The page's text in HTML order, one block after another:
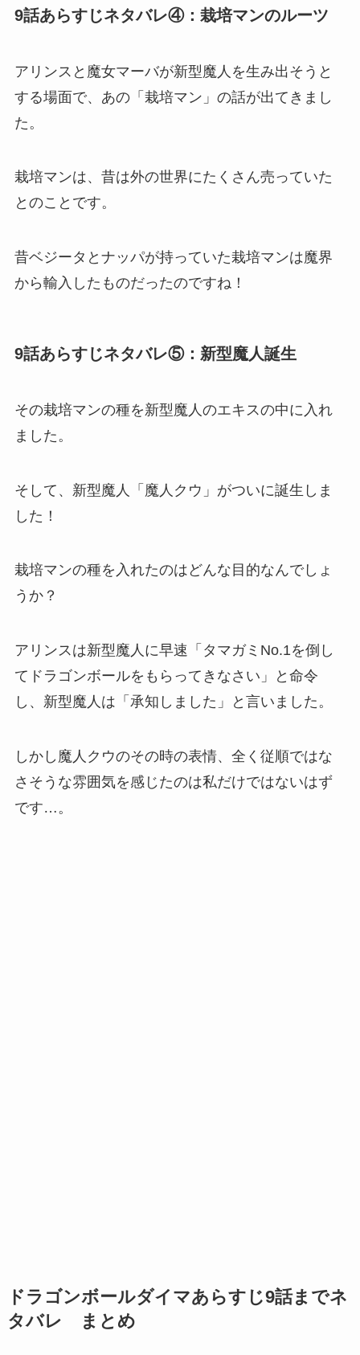
9話あらすじネタバレ④：栽培マンのルーツ
アリンスと魔女マーバが新型魔人を生み出そうと
する場面で、あの「栽培マン」の話が出てきまし
た。
栽培マンは、昔は外の世界にたくさん売っていた
とのことです。
昔ベジータとナッパが持っていた栽培マンは魔界
から輸入したものだったのですね！
9話あらすじネタバレ⑤：新型魔人誕生
その栽培マンの種を新型魔人のエキスの中に入れ
ました。
そして、新型魔人「魔人クウ」がついに誕生しま
した！
栽培マンの種を入れたのはどんな目的なんでしょ
うか？
アリンスは新型魔人に早速「タマガミNo.1を倒し
てドラゴンボールをもらってきなさい」と命令
し、新型魔人は「承知しました」と言いました。
しかし魔人クウのその時の表情、全く従順ではな
さそうな雰囲気を感じたのは私だけではないはず
です…。
ドラゴンボールダイマあらすじ9話までネ
タバレ まとめ